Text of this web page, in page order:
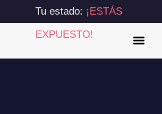
Tu estado: ¡ESTÁS
EXPUESTO!